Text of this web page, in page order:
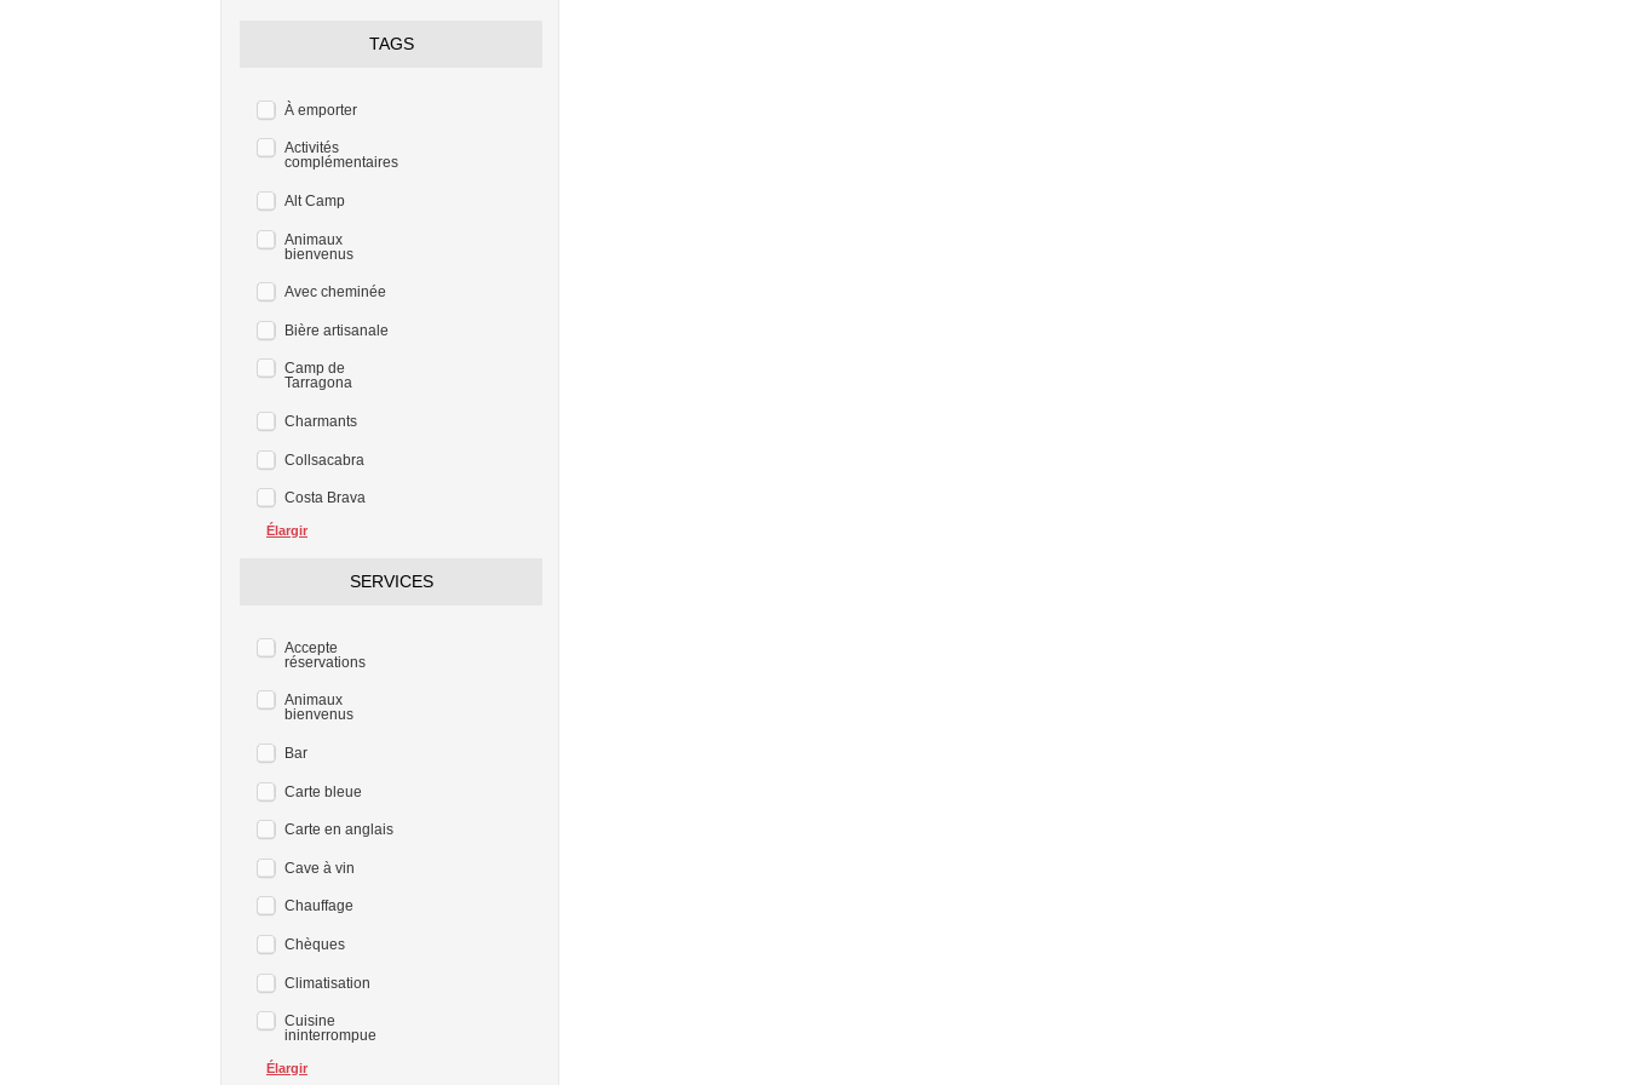
TAGS
À emporter
Activités
complémentaires
Alt Camp
Animaux
bienvenus
Avec cheminée
Bière artisanale
Camp de
Tarragona
Charmants
Collsacabra
Costa Brava
Élargir
SERVICES
Accepte
réservations
Animaux
bienvenus
Bar
Carte bleue
Carte en anglais
Cave à vin
Chauffage
Chèques
Climatisation
Cuisine
ininterrompue
Élargir